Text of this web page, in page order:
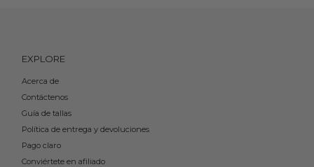
EXPLORE
Acerca de
Contáctenos
Guía de tallas
Política de entrega y devoluciones
Pago claro
Conviértete en afiliado